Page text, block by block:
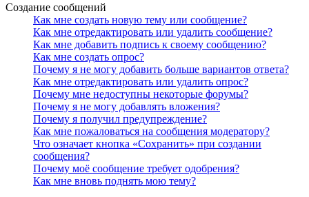
Создание сообщений
Как мне создать новую тему или сообщение?
Как мне отредактировать или удалить сообщение?
Как мне добавить подпись к своему сообщению?
Как мне создать опрос?
Почему я не могу добавить больше вариантов ответа?
Как мне отредактировать или удалить опрос?
Почему мне недоступны некоторые форумы?
Почему я не могу добавлять вложения?
Почему я получил предупреждение?
Как мне пожаловаться на сообщения модератору?
Что означает кнопка «Сохранить» при создании
сообщения?
Почему моё сообщение требует одобрения?
Как мне вновь поднять мою тему?